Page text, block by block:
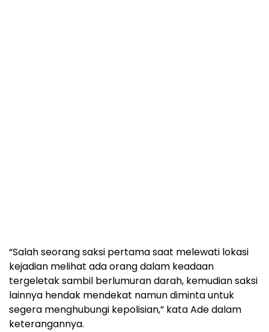
“Salah seorang saksi pertama saat melewati lokasi
kejadian melihat ada orang dalam keadaan
tergeletak sambil berlumuran darah, kemudian saksi
lainnya hendak mendekat namun diminta untuk
segera menghubungi kepolisian,” kata Ade dalam
keterangannya.